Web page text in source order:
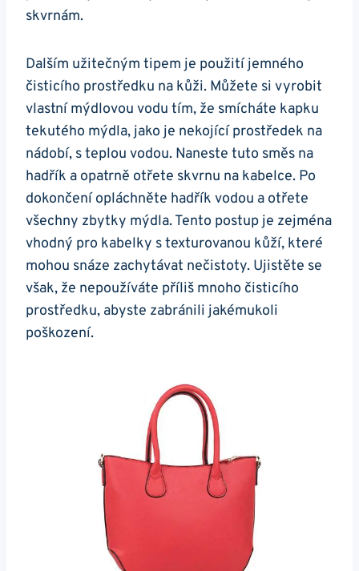
skvrnám.
Dalším užitečným tipem je použití jemného⁤
čisticího prostředku na kůži. Můžete si vyrobit
vlastní mýdlovou vodu tím, že smícháte kapku
tekutého mýdla, jako je nekojící prostředek na
‌nádobí, s ⁢teplou vodou. Naneste tuto směs na
hadřík a opatrně otřete ⁣skvrnu na kabelce. ⁣Po
dokončení⁢ opláchněte hadřík vodou a‍ otřete⁣
všechny zbytky​ mýdla.⁢ Tento postup je zejména
vhodný pro kabelky s ⁣texturovanou kůží, které
mohou snáze zachytávat nečistoty. ⁢Ujistěte se‍
však, že nepoužíváte příliš mnoho čisticího
prostředku, abyste zabránili jakémukoli
poškození.